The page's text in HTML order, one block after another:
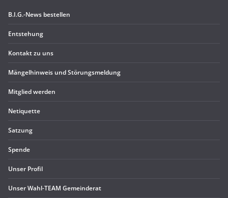
B.I.G.-News bestel­len
Ent­ste­hung
Kon­takt zu uns
Män­gel­hin­weis und Störungsmeldung
Mit­glied werden
Neti­quette
Sat­zung
Spende
Unser Pro­fil
Unser Wahl-TEAM Gemeinderat